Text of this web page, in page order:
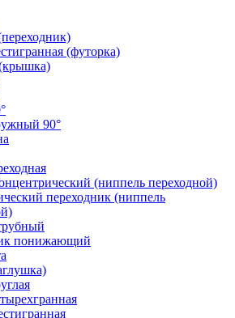
(футорка)
90°
(ниппель переходной)
переходник (ниппель
понижающий